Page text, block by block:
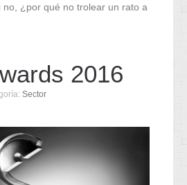
no, ¿por qué no trolear un rato a
2016
Sector